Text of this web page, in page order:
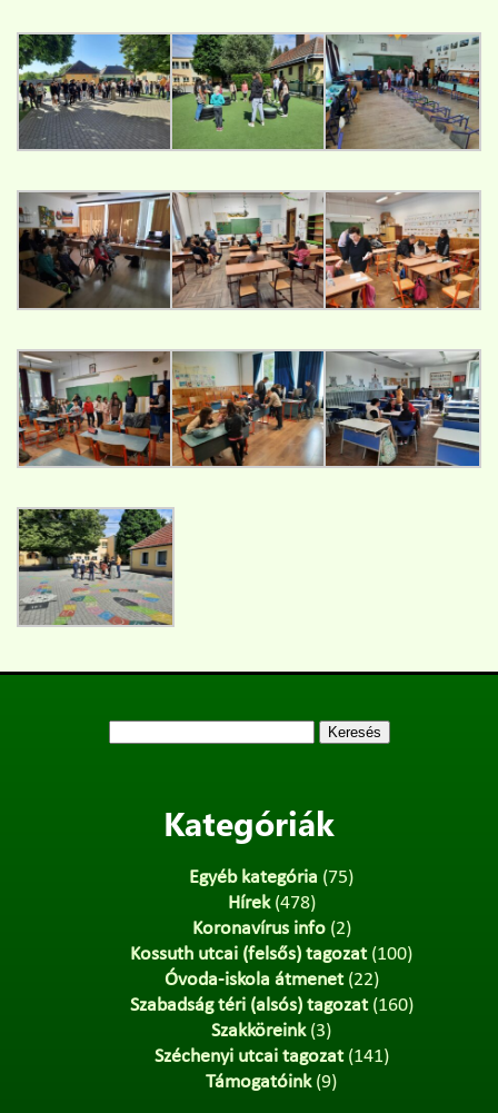
Kategóriák
Egyéb kategória (75)
Hírek(478)
Koronavírus info(2)
Kossuth utcai (felsős) tagozat(100)
Óvoda-iskola átmenet(22)
Szabadság téri (alsós) tagozat(160)
Szakköreink(3)
Széchenyi utcai tagozat(141)
Támogatóink(9)